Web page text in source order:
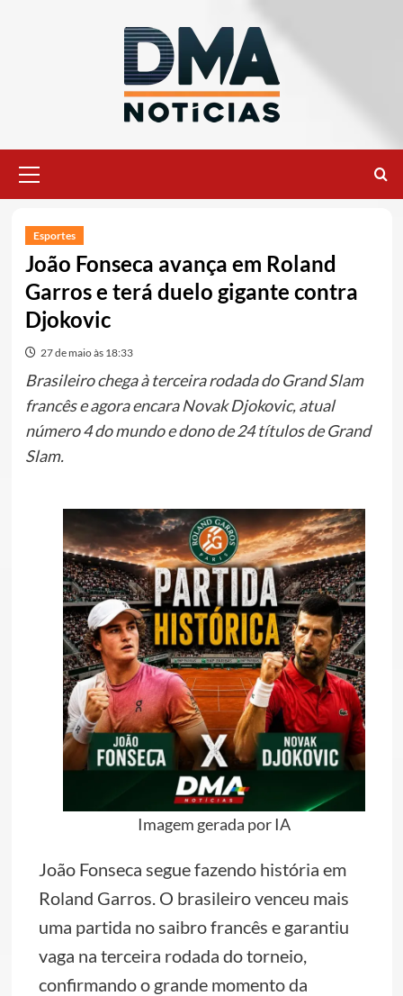
principal
Esportes
João Fonseca avança em Roland
Garros e terá duelo gigante contra
Djokovic
27 de maio às 18:33
Brasileiro chega à terceira rodada do Grand Slam
francês e agora encara Novak Djokovic, atual
número 4 do mundo e dono de 24 títulos de Grand
Slam.
Imagem gerada por IA
João Fonseca segue fazendo história em
Roland Garros. O brasileiro venceu mais
uma partida no saibro francês e garantiu
vaga na terceira rodada do torneio,
confirmando o grande momento da